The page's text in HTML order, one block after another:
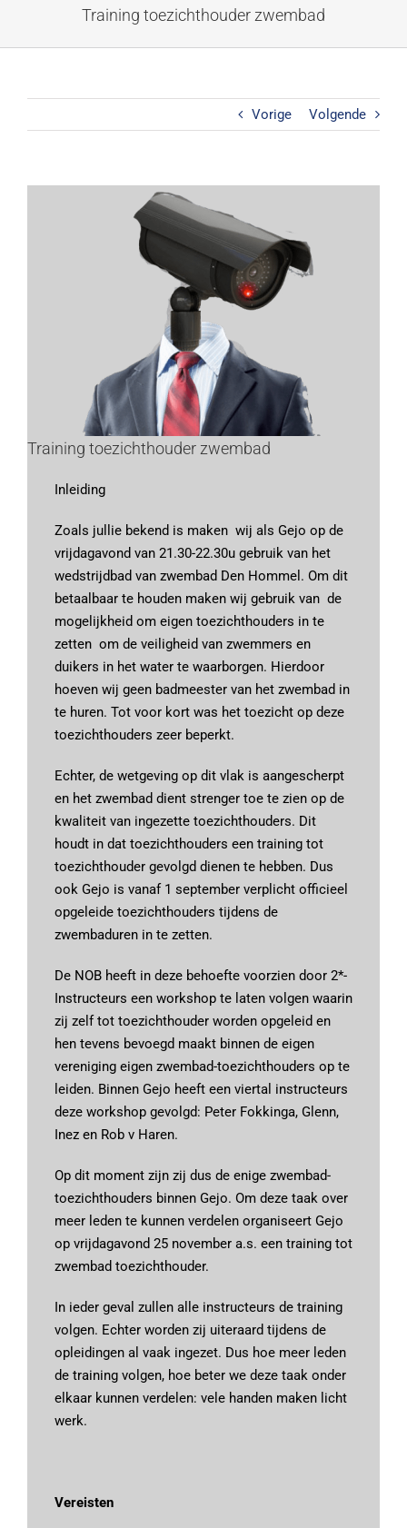
Training toezichthouder zwembad
Vorige Volgende
Training toezichthouder zwembad
Inleiding
Zoals jullie bekend is maken wij als Gejo op de
vrijdagavond van 21.30-22.30u gebruik van het
wedstrijdbad van zwembad Den Hommel. Om dit
betaalbaar te houden maken wij gebruik van de
mogelijkheid om eigen toezichthouders in te
zetten om de veiligheid van zwemmers en
duikers in het water te waarborgen. Hierdoor
hoeven wij geen badmeester van het zwembad in
te huren. Tot voor kort was het toezicht op deze
toezichthouders zeer beperkt.
Echter, de wetgeving op dit vlak is aangescherpt
en het zwembad dient strenger toe te zien op de
kwaliteit van ingezette toezichthouders. Dit
houdt in dat toezichthouders een training tot
toezichthouder gevolgd dienen te hebben. Dus
ook Gejo is vanaf 1 september verplicht officieel
opgeleide toezichthouders tijdens de
zwembaduren in te zetten.
De NOB heeft in deze behoefte voorzien door 2*-
Instructeurs een workshop te laten volgen waarin
zij zelf tot toezichthouder worden opgeleid en
hen tevens bevoegd maakt binnen de eigen
vereniging eigen zwembad-toezichthouders op te
leiden. Binnen Gejo heeft een viertal instructeurs
deze workshop gevolgd: Peter Fokkinga, Glenn,
Inez en Rob v Haren.
Op dit moment zijn zij dus de enige zwembad-
toezichthouders binnen Gejo. Om deze taak over
meer leden te kunnen verdelen organiseert Gejo
op vrijdagavond 25 november a.s. een training tot
zwembad toezichthouder.
In ieder geval zullen alle instructeurs de training
volgen. Echter worden zij uiteraard tijdens de
opleidingen al vaak ingezet. Dus hoe meer leden
de training volgen, hoe beter we deze taak onder
elkaar kunnen verdelen: vele handen maken licht
werk.
Vereisten